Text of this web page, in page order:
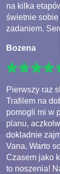
na kilka
świetnie
zadaniem.
Bozena
Pierwszy raz
Trafilem na
pomogli mi w
planu,
dokladnie
Vana. Warto
Czasem jako
to noszenia!